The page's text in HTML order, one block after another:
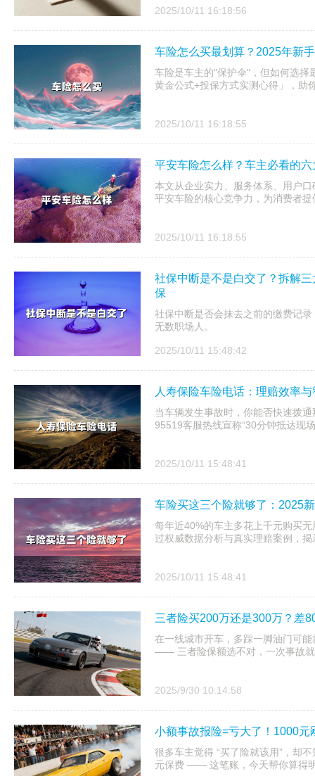
2025/10/11 16:18:56
车险怎么买最划算？2025年新
车险是车主的"保护伞"，但如何选择
黄金公式+投保方式实测心得」，助
2025/10/11 16:18:55
平安车险怎么样？车主必看的
本文从企业实力、服务体系、用户
平安车险的核心竞争力，为消费者
2025/10/11 16:18:55
社保中断是不是白交了？拆解
保
社保中断是否会抹去之前的缴费记
无数职场人。
2025/10/11 15:48:42
人寿保险车险电话：理赔效率
当车辆发生事故时，你能否快速拨
95519客服热线宣称“30分钟抵达现
2025/10/11 15:48:41
车险买这三个险就够了：2025
每年近40%的车主多花上千元购买
过权威数据分析与真实理赔案例，
2025/10/11 15:48:41
三者险买200万还是300万？差
在一线城市开车，多踩一脚油门可
—— 三者险保额选不对，一次事故
2025/9/30 10:14:58
小额事故报险=亏大了！1000
很多车主觉得 “买了险就该用”，却
元保费 —— 这笔账，今天帮你算得